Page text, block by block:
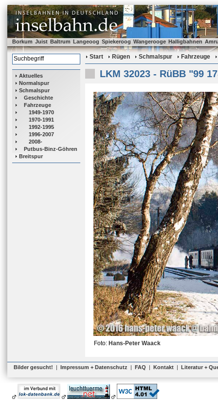
Borkum Juist Baltrum Langeoog Spiekeroog Wangerooge Halligbahnen
Aktuelles
Normalspur
Schmalspur
Geschichte
Fahrzeuge
1949-1970
1970-1991
1992-1995
1996-2007
2008-
Putbus-Binz-Göhren
Breitspur
Start Rügen Schmalspur Fahrzeuge
LKM 32023 - RüBB "99
Foto: Hans-Peter Waack
Bilder gesucht! | Impressum + Datenschutz | FAQ | Kontakt | Literatur +